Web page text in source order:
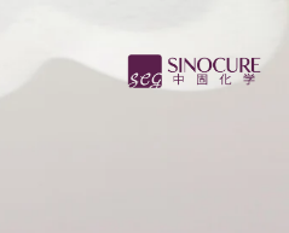
PO2-